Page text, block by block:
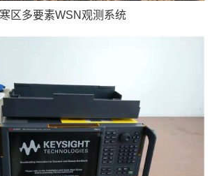
寒区多要素WSN观测系统